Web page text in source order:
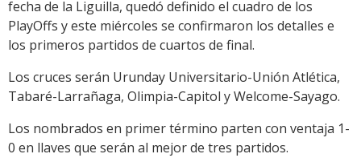
fecha de la Liguilla, quedó definido el cuadro de los
PlayOffs y este miércoles se confirmaron los detalles e
los primeros partidos de cuartos de final.
Los cruces serán Urunday Universitario-Unión Atlética,
Tabaré-Larrañaga, Olimpia-Capitol y Welcome-Sayago.
Los nombrados en primer término parten con ventaja 1-
0 en llaves que serán al mejor de tres partidos.